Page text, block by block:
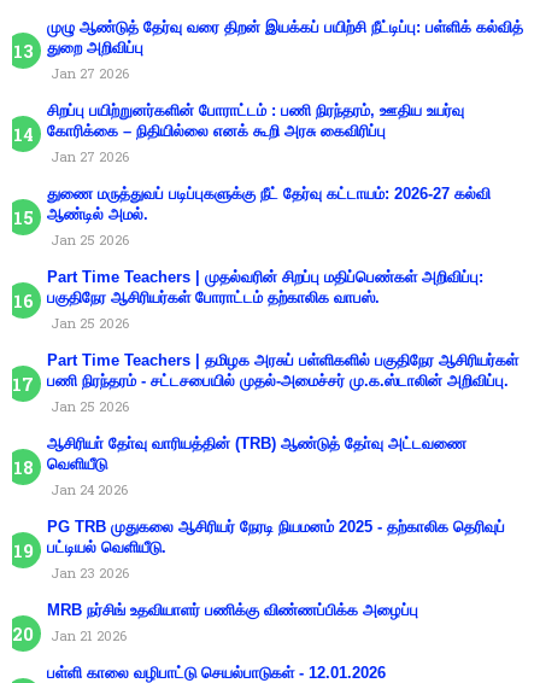
முழு ஆண்டுத் தேர்வு வரை திறன் இயக்கப் பயிற்சி நீட்டிப்பு: பள்ளிக் கல்வித்
துறை அறிவிப்பு
Jan 27 2026
சிறப்பு பயிற்றுனர்களின் போராட்டம் : பணி நிரந்தரம், ஊதிய உயர்வு
கோரிக்கை – நிதியில்லை எனக் கூறி அரசு கைவிரிப்பு
Jan 27 2026
துணை மருத்துவப் படிப்புகளுக்கு நீட் தேர்வு கட்டாயம்: 2026-27 கல்வி
ஆண்டில் அமல்.
Jan 25 2026
Part Time Teachers | முதல்வரின் சிறப்பு மதிப்பெண்கள் அறிவிப்பு:
பகுதிநேர ஆசிரியர்கள் போராட்டம் தற்காலிக வாபஸ்.
Jan 25 2026
Part Time Teachers | தமிழக அரசுப் பள்ளிகளில் பகுதிநேர ஆசிரியர்கள்
பணி நிரந்தரம் - சட்டசபையில் முதல்-அமைச்சர் மு.க.ஸ்டாலின் அறிவிப்பு.
Jan 25 2026
ஆசிரியா் தோ்வு வாரியத்தின் (TRB) ஆண்டுத் தோ்வு அட்டவணை
வெளியீடு
Jan 24 2026
PG TRB முதுகலை ஆசிரியர் நேரடி நியமனம் 2025 - தற்காலிக தெரிவுப்
பட்டியல் வெளியீடு.
Jan 23 2026
MRB நர்சிங் உதவியாளர் பணிக்கு விண்ணப்பிக்க அழைப்பு
Jan 21 2026
பள்ளி காலை வழிபாட்டு செயல்பாடுகள் - 12.01.2026